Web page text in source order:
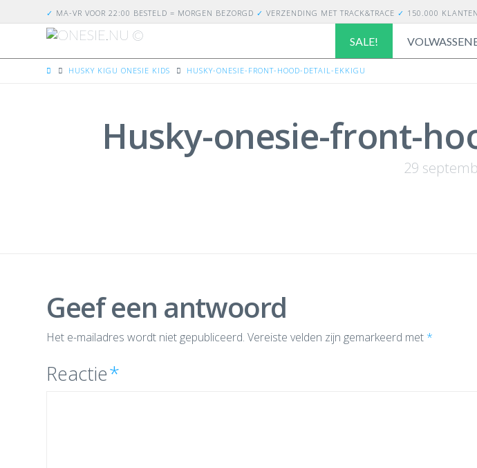
✓ MA-VR VOOR 22:00 BESTELD = MORGEN BEZORGD ✓ VERZENDING MET TRACK&TRACE ✓ 150.000
SALE!
HOMEHUSKY KIGU ONESIE KIDS HUSKY-ONESIE-FRONT-HOOD-DETAIL-EKKIGU
Husky-onesie-front-
29
Geef een antwoord
Het e-mailadres wordt niet gepubliceerd. Vereiste velden zijn gemarkeerd met *
Reactie*